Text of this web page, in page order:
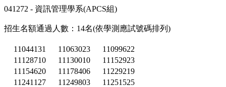
041272 - 資訊管理學系(APCS組)
招生名額通過人數：14名(依學測應試號碼排列)
11044131 11063023
11099622
11128710
11130010
11152923
11154620
11178406
11229219
11241127
11249803
11251525